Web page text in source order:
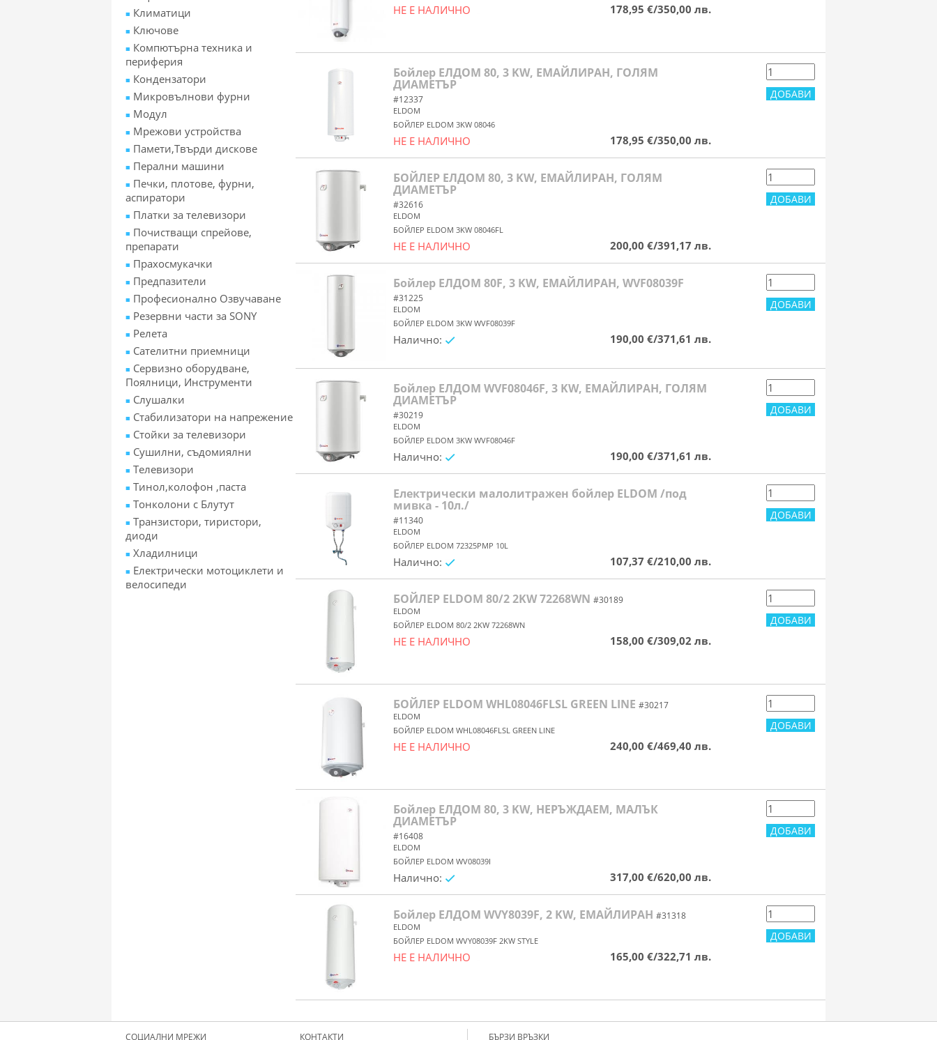
Климатици
Ключове
Компютърна техника и
периферия
Кондензатори
Микровълнови фурни
Модул
Мрежови устройства
Памети,Твърди дискове
Перални машини
Печки, плотове, фурни,
аспиратори
Платки за телевизори
Почистващи спрейове,
препарати
Прахосмукачки
Предпазители
Професионално Озвучаване
Резервни части за SONY
Релета
Сателитни приемници
Сервизно оборудване,
Поялници, Инструменти
Слушалки
Стабилизатори на напрежение
Стойки за телевизори
Сушилни, съдомиялни
Телевизори
Тинол,колофон ,паста
Тонколони с Блутут
Транзистори, тиристори,
диоди
Хладилници
Електрически мотоциклети и
велосипеди
НЕ Е НАЛИЧНО 178,95 €/350,00 лв.
Бойлер ЕЛДОМ 80, 3 KW, ЕМАЙЛИРАН, ГОЛЯМ
ДИАМЕТЪР
#12337
ELDOM
БОЙЛЕР ELDOM 3KW 08046
НЕ Е НАЛИЧНО 178,95 €/350,00 лв.
БОЙЛЕР ЕЛДОМ 80, 3 KW, ЕМАЙЛИРАН, ГОЛЯМ
ДИАМЕТЪР
#32616
ELDOM
БОЙЛЕР ELDOM 3KW 08046FL
НЕ Е НАЛИЧНО 200,00 €/391,17 лв.
Бойлер ЕЛДОМ 80F, 3 KW, ЕМАЙЛИРАН, WVF08039F
#31225
ELDOM
БОЙЛЕР ELDOM 3KW WVF08039F
Налично: 190,00 €/371,61 лв.
Бойлер ЕЛДОМ WVF08046F, 3 KW, ЕМАЙЛИРАН, ГОЛЯМ
ДИАМЕТЪР
#30219
ELDOM
БОЙЛЕР ELDOM 3KW WVF08046F
Налично: 190,00 €/371,61 лв.
Електрически малолитражен бойлер ELDOM /под
мивка - 10л./
#11340
ELDOM
БОЙЛЕР ELDOM 72325PMP 10L
Налично: 107,37 €/210,00 лв.
БОЙЛЕР ELDOM 80/2 2KW 72268WN #30189
ELDOM
БОЙЛЕР ELDOM 80/2 2KW 72268WN
НЕ Е НАЛИЧНО 158,00 €/309,02 лв.
БОЙЛЕР ELDOM WHL08046FLSL GREEN LINE #30217
ELDOM
БОЙЛЕР ELDOM WHL08046FLSL GREEN LINE
НЕ Е НАЛИЧНО 240,00 €/469,40 лв.
Бойлер ЕЛДОМ 80, 3 KW, НЕРЪЖДАЕМ, МАЛЪК
ДИАМЕТЪР
#16408
ELDOM
БОЙЛЕР ELDOM WV08039I
Налично: 317,00 €/620,00 лв.
Бойлер ЕЛДОМ WVY8039F, 2 KW, ЕМАЙЛИРАН #31318
ELDOM
БОЙЛЕР ELDOM WVY08039F 2KW STYLE
НЕ Е НАЛИЧНО 165,00 €/322,71 лв.
СОЦИАЛНИ МРЕЖИ КОНТАКТИ БЪРЗИ ВРЪЗКИ